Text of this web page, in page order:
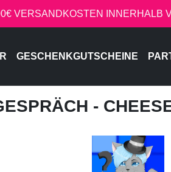
VERSANDKOSTEN INNERHALB
GESCHENKGUTSCHEINE
-